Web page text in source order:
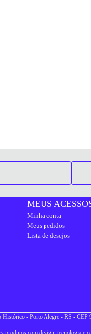
MEUS
Minha conta
Meus pedidos
Lista de desejos
Histórico - Porto Alegre - RS - CEP
com design, tecnologia e